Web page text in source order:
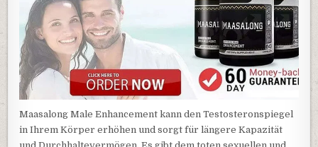
Maasalong Male Enhancement kann den Testosteronspiegel
in Ihrem Körper erhöhen und sorgt für längere Kapazität